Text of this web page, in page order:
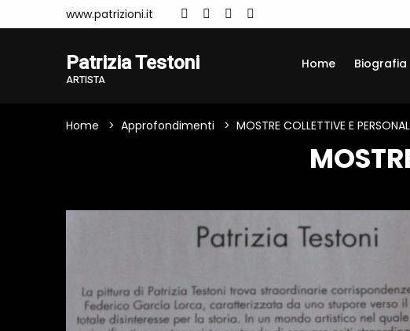
www.patrizioni.it
Patrizia Testoni
ARTISTA
Home Biografia
Home Approfondimenti MOSTRE COLLETTIVE E